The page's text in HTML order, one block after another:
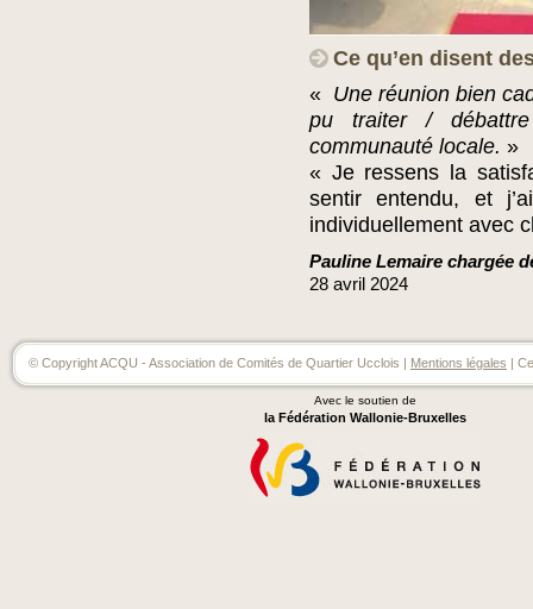
Ce qu’en disent
« Une réunion bien
pu traiter /
communauté locale. »
« Je ressens la
sentir entendu, et
individuellement avec
Pauline Lemaire chargée
28 avril 2024
© Copyright ACQU - Association de Comités de Quartier Ucclois | Mentions légales |
Avec le soutien de
la Fédération Wallonie-Bruxelles